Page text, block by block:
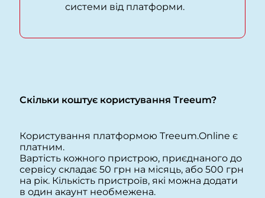
системи від платформи.
Скільки коштує користування Treeum?
Користування платформою Treeum.Online є
платним.
Вартість кожного пристрою, приєднаного до
сервісу складає 50 грн на місяць, або 500 грн
на рік. Кількість пристроїв, які можна додати
в один акаунт необмежена.